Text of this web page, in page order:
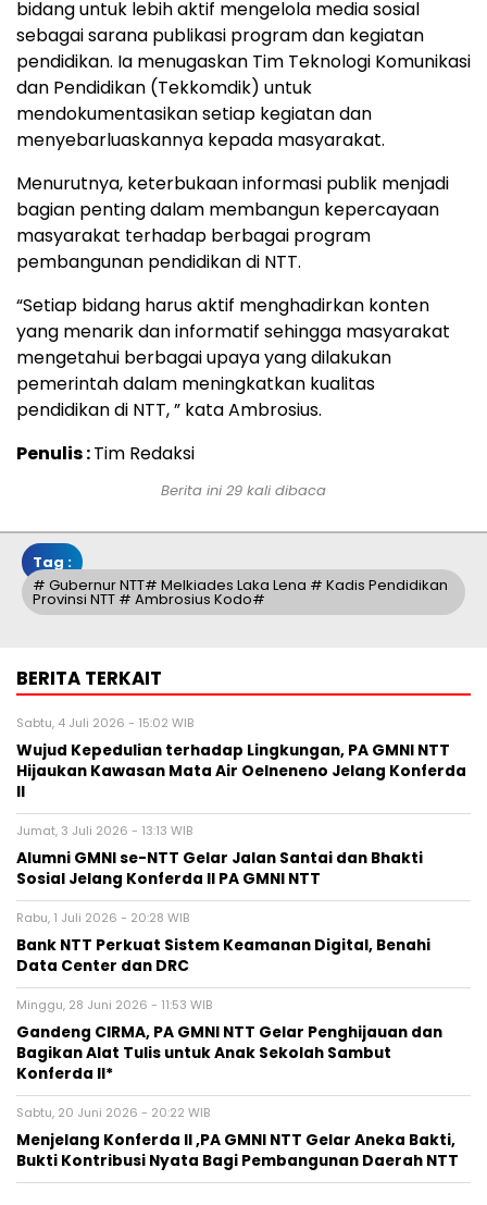
bidang untuk lebih aktif mengelola media sosial
sebagai sarana publikasi program dan kegiatan
pendidikan. Ia menugaskan Tim Teknologi Komunikasi
dan Pendidikan (Tekkomdik) untuk
mendokumentasikan setiap kegiatan dan
menyebarluaskannya kepada masyarakat.
Menurutnya, keterbukaan informasi publik menjadi
bagian penting dalam membangun kepercayaan
masyarakat terhadap berbagai program
pembangunan pendidikan di NTT.
“Setiap bidang harus aktif menghadirkan konten
yang menarik dan informatif sehingga masyarakat
mengetahui berbagai upaya yang dilakukan
pemerintah dalam meningkatkan kualitas
pendidikan di NTT, ” kata Ambrosius.
Penulis :Tim Redaksi
Berita ini 29 kali dibaca
Tag :
# Gubernur NTT# Melkiades Laka Lena # Kadis Pendidikan
Provinsi NTT # Ambrosius Kodo#
BERITA TERKAIT
Sabtu, 4 Juli 2026 - 15:02 WIB
Wujud Kepedulian terhadap Lingkungan, PA GMNI NTT
Hijaukan Kawasan Mata Air Oelneneno Jelang Konferda
II
Jumat, 3 Juli 2026 - 13:13 WIB
Alumni GMNI se-NTT Gelar Jalan Santai dan Bhakti
Sosial Jelang Konferda II PA GMNI NTT
Rabu, 1 Juli 2026 - 20:28 WIB
Bank NTT Perkuat Sistem Keamanan Digital, Benahi
Data Center dan DRC
Minggu, 28 Juni 2026 - 11:53 WIB
Gandeng CIRMA, PA GMNI NTT Gelar Penghijauan dan
Bagikan Alat Tulis untuk Anak Sekolah Sambut
Konferda II*
Sabtu, 20 Juni 2026 - 20:22 WIB
Menjelang Konferda II ,PA GMNI NTT Gelar Aneka Bakti,
Bukti Kontribusi Nyata Bagi Pembangunan Daerah NTT